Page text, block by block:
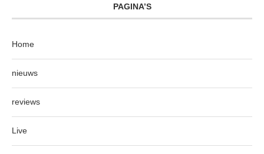
PAGINA’S
Home
nieuws
reviews
Live